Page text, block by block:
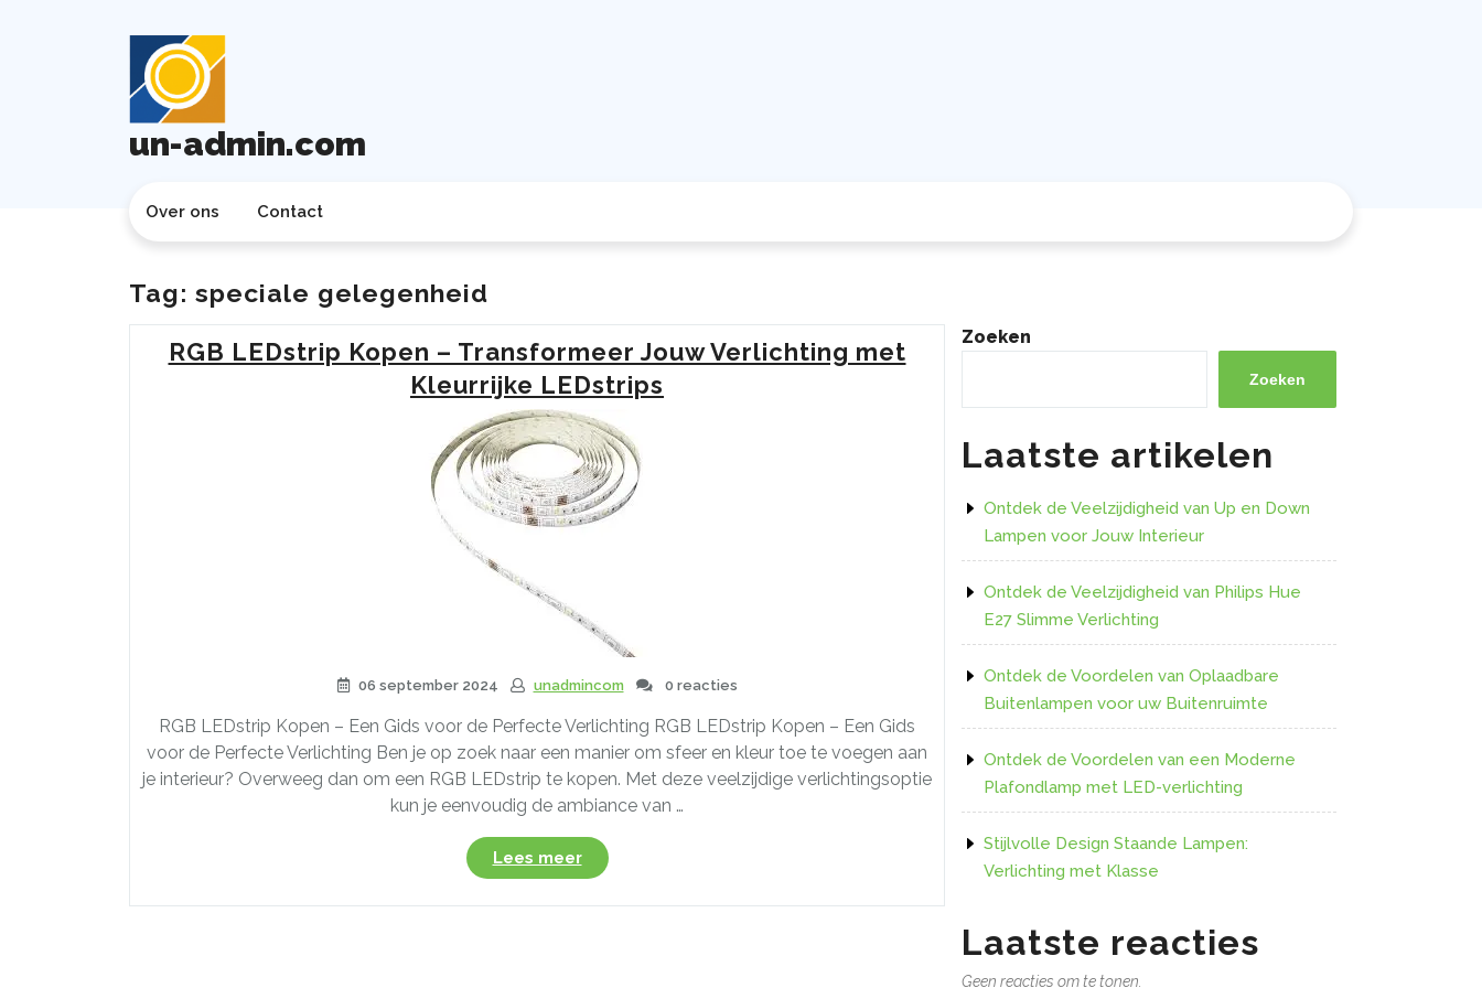
un-admin.com
Over ons Contact
Tag: speciale gelegenheid
RGB LEDstrip Kopen – Transformeer Jouw Verlichting met
Kleurrijke LEDstrips
06 september 2024 unadmincom 0 reacties
RGB LEDstrip Kopen – Een Gids voor de Perfecte Verlichting RGB LEDstrip Kopen – Een Gids
voor de Perfecte Verlichting Ben je op zoek naar een manier om sfeer en kleur toe te voegen aan
je interieur? Overweeg dan om een RGB LEDstrip te kopen. Met deze veelzijdige verlichtingsoptie
kun je eenvoudig de ambiance van …
Lees meer“RGB
LEDstrip
Kopen
Zoeken
Zoeken
Laatste artikelen
Ontdek de Veelzijdigheid van Up en Down
Lampen voor Jouw Interieur
Ontdek de Veelzijdigheid van Philips Hue
E27 Slimme Verlichting
Ontdek de Voordelen van Oplaadbare
Buitenlampen voor uw Buitenruimte
Ontdek de Voordelen van een Moderne
Plafondlamp met LED-verlichting
Stijlvolle Design Staande Lampen:
Verlichting met Klasse
Laatste reacties
Geen reacties om te tonen.